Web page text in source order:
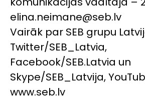
elina.neimane@seb.lv
Vairāk par SEB grupu
Twitter/SEB_Latvia,
Facebook/SEB.Latvia un
Skype/SEB_Latvija,
www.seb.lv